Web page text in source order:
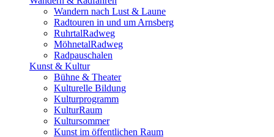
Wandern nach Lust & Laune
Radtouren in und um Arnsberg
RuhrtalRadweg
MöhnetalRadweg
Radpauschalen
Kunst & Kultur
Bühne & Theater
Kulturelle Bildung
Kulturprogramm
KulturRaum
Kultursommer
Kunst im öffentlichen Raum